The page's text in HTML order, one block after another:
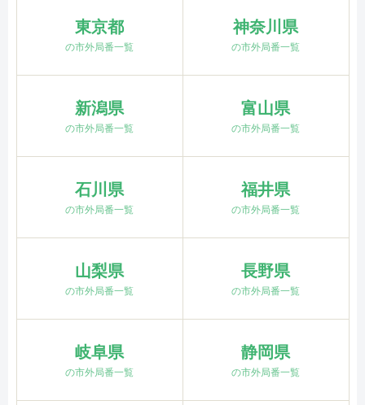
東京都
の市外局番一覧
神奈川県
の市外局番一覧
新潟県
の市外局番一覧
富山県
の市外局番一覧
石川県
の市外局番一覧
福井県
の市外局番一覧
山梨県
の市外局番一覧
長野県
の市外局番一覧
岐阜県
の市外局番一覧
静岡県
の市外局番一覧